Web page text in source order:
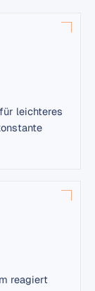
leichteres
reagiert